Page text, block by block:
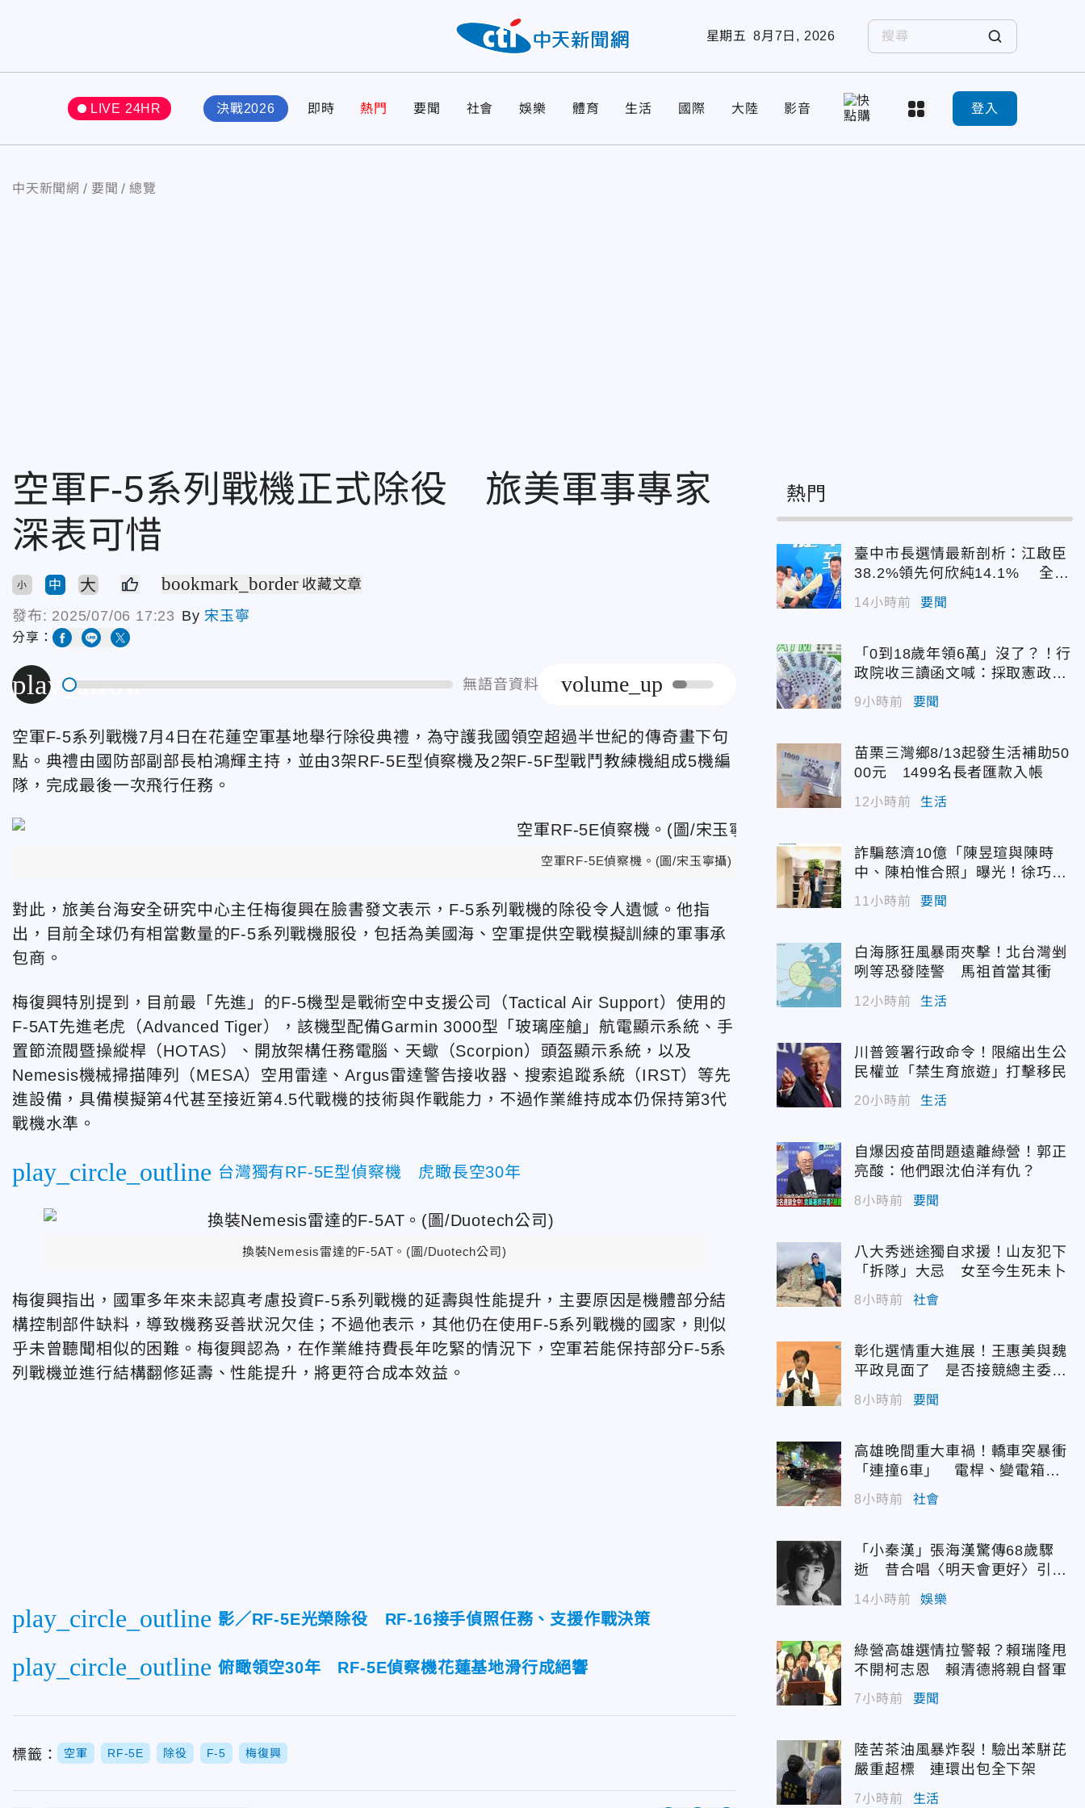
星期五 8月7日, 2026
LIVE 24HR 決戰2026 即時 熱門 要聞 社會 娛樂 體育 生活 國際 大陸 影音 登入
中天新聞網 要聞 總覽
空軍F-5系列戰機正式除役 旅美軍事專家
深表可惜
小 中 大 bookmark_border 收藏文章
發布: 2025/07/06 17:23 By宋玉寧
分享：
play_arrow 無語音資料 volume_up
空軍F-5系列戰機7月4日在花蓮空軍基地舉行除役典禮，為守護我國領空超過半世紀的傳奇畫下句
點。典禮由國防部副部長柏鴻輝主持，並由3架RF-5E型偵察機及2架F-5F型戰鬥教練機組成5機編
隊，完成最後一次飛行任務。
空軍RF-5E偵察機。(圖/宋玉寧攝)
對此，旅美台海安全研究中心主任梅復興在臉書發文表示，F-5系列戰機的除役令人遺憾。他指
出，目前全球仍有相當數量的F-5系列戰機服役，包括為美國海、空軍提供空戰模擬訓練的軍事承
包商。
梅復興特別提到，目前最「先進」的F-5機型是戰術空中支援公司（Tactical Air Support）使用的
F-5AT先進老虎（Advanced Tiger），該機型配備Garmin 3000型「玻璃座艙」航電顯示系統、手
置節流閥暨操縱桿（HOTAS）、開放架構任務電腦、天蠍（Scorpion）頭盔顯示系統，以及
Nemesis機械掃描陣列（MESA）空用雷達、Argus雷達警告接收器、搜索追蹤系統（IRST）等先
進設備，具備模擬第4代甚至接近第4.5代戰機的技術與作戰能力，不過作業維持成本仍保持第3代
戰機水準。
play_circle_outline 台灣獨有RF-5E型偵察機 虎瞰長空30年
換裝Nemesis雷達的F-5AT。(圖/Duotech公司)
梅復興指出，國軍多年來未認真考慮投資F-5系列戰機的延壽與性能提升，主要原因是機體部分結
構控制部件缺料，導致機務妥善狀況欠佳；不過他表示，其他仍在使用F-5系列戰機的國家，則似
乎未曾聽聞相似的困難。梅復興認為，在作業維持費長年吃緊的情況下，空軍若能保持部分F-5系
列戰機並進行結構翻修延壽、性能提升，將更符合成本效益。
play_circle_outline 影／RF-5E光榮除役 RF-16接手偵照任務、支援作戰決策
play_circle_outline 俯瞰領空30年 RF-5E偵察機花蓮基地滑行成絕響
標籤： 空軍 RF-5E 除役 F-5 梅復興
熱門
臺中市長選情最新剖析：江啟臣
38.2%領先何欣純14.1% 全世
代支持度全面居首
14小時前 要聞
「0到18歲年領6萬」沒了？！行
政院收三讀函文喊：採取憲政作
為
9小時前 要聞
苗栗三灣鄉8/13起發生活補助50
00元 1499名長者匯款入帳
12小時前 生活
詐騙慈濟10億「陳昱瑄與陳時
中、陳柏惟合照」曝光！徐巧芯
震撼出手
11小時前 要聞
白海豚狂風暴雨夾擊！北台灣剉
咧等恐發陸警 馬祖首當其衝
12小時前 生活
川普簽署行政命令！限縮出生公
民權並「禁生育旅遊」打擊移民
20小時前 生活
自爆因疫苗問題遠離綠營！郭正
亮酸：他們跟沈伯洋有仇？
8小時前 要聞
八大秀迷途獨自求援！山友犯下
「拆隊」大忌 女至今生死未卜
8小時前 社會
彰化選情重大進展！王惠美與魏
平政見面了 是否接競總主委態
度曝光
8小時前 要聞
高雄晚間重大車禍！轎車突暴衝
「連撞6車」 電桿、變電箱全
遭殃
8小時前 社會
「小秦漢」張海漢驚傳68歲驟
逝 昔合唱〈明天會更好〉引追
14小時前 娛樂
綠營高雄選情拉警報？賴瑞隆甩
不開柯志恩 賴清德將親自督軍
7小時前 要聞
陸苦茶油風暴炸裂！驗出苯駢芘
嚴重超標 連環出包全下架
7小時前 生活